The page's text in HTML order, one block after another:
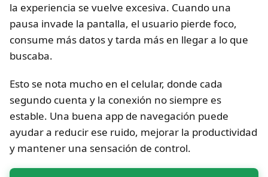
la experiencia se vuelve excesiva. Cuando una
pausa invade la pantalla, el usuario pierde foco,
consume más datos y tarda más en llegar a lo que
buscaba.
Esto se nota mucho en el celular, donde cada
segundo cuenta y la conexión no siempre es
estable. Una buena app de navegación puede
ayudar a reducir ese ruido, mejorar la productividad
y mantener una sensación de control.